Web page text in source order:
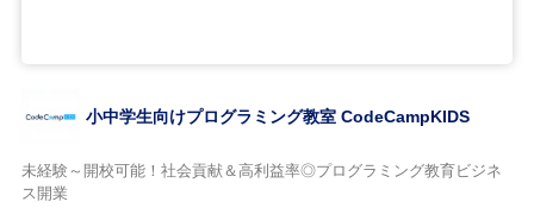
小中学生向けプログラミング教室 CodeCampKIDS
未経験～開校可能！社会貢献＆高利益率◎プログラミング教育ビジネ
ス開業